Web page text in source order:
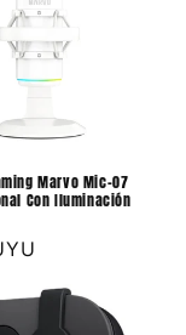
Marvo Mic-07
Con Iluminación